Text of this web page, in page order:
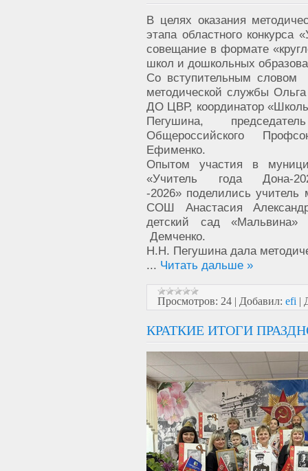
В целях оказания
этапа областного
совещание в формате
школ и дошкольных
Со вступительным словом
методической службы
ДО ЦВР, координатор
Пегушина, председатель
Общероссийского
Ефименко.
Опытом участия в
«Учитель года Дона-
-2026» поделились
СОШ Анастасия
детский сад
Демченко.
Н.Н. Пегушина дала
... Читать дальше »
Просмотров: 24 | Добавил: efi |
КРАТКИЕ ИТОГИ